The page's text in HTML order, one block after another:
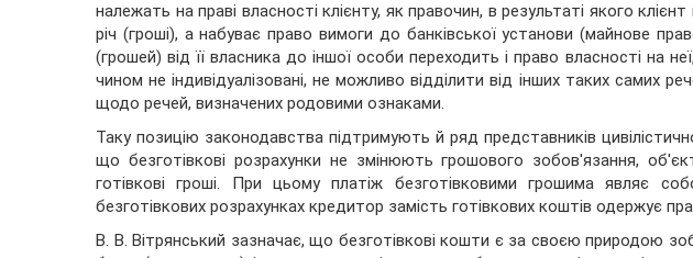
належать на праві власності клієнту, як правочин, в результаті якого
річ (гроші), а набуває право вимоги до банківської установи (майнове
(грошей) від її власника до іншої особи переходить і право власності на
чином не індивідуалізовані, не можливо відділити від інших таких самих
щодо речей, визначених родовими ознаками.
Таку позицію законодавства підтримують й ряд представників
що безготівкові розрахунки не змінюють грошового зобов'язання,
готівкові гроші. При цьому платіж безготівковими грошима являє
безготівкових розрахунках кредитор замість готівкових коштів одержує
В. В. Вітрянський зазначає, що безготівкові кошти є за своєю природою